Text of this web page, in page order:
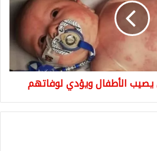
الأطفال ويؤدي لوفاتهم